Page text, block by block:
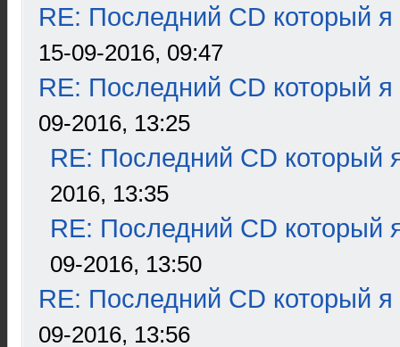
RE: Последний CD который я
15-09-2016, 09:47
RE: Последний CD который я
09-2016, 13:25
RE: Последний CD который
2016, 13:35
RE: Последний CD который
09-2016, 13:50
RE: Последний CD который я
09-2016, 13:56